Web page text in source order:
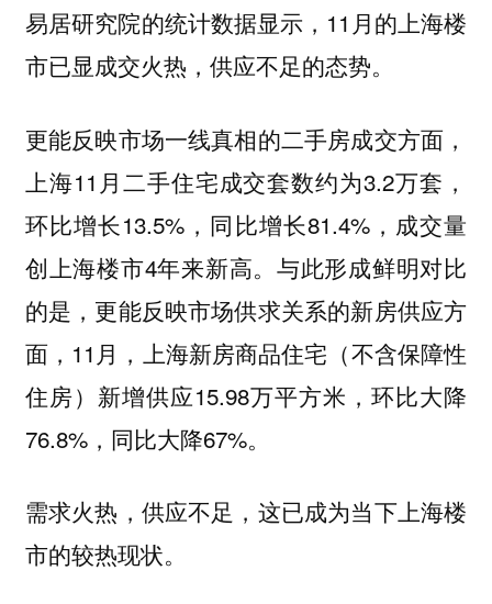
易居研究院的统计数据显示，11月的上海楼
市已显成交火热，供应不足的态势。
更能反映市场一线真相的二手房成交方面，
上海11月二手住宅成交套数约为3.2万套，
环比增长13.5%，同比增长81.4%，成交量
创上海楼市4年来新高。与此形成鲜明对比
的是，更能反映市场供求关系的新房供应方
面，11月，上海新房商品住宅（不含保障性
住房）新增供应15.98万平方米，环比大降
76.8%，同比大降67%。
需求火热，供应不足，这已成为当下上海楼
市的较热现状。